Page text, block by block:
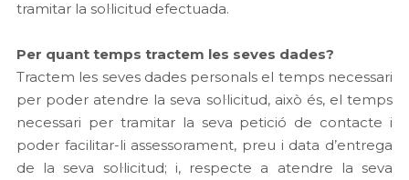
tramitar la sol·licitud efectuada.
Per quant temps tractem les seves dades?
Tractem les seves dades personals el temps necessari
per poder atendre la seva sol·licitud, això és, el temps
necessari per tramitar la seva petició de contacte i
poder facilitar-li assessorament, preu i data d’entrega
de la seva sol·licitud; i, respecte a atendre la seva